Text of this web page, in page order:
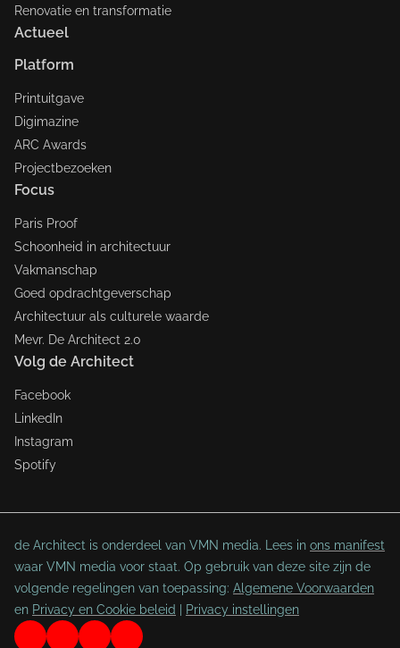
Renovatie en transformatie
Actueel
Platform
Printuitgave
Digimazine
ARC Awards
Projectbezoeken
Focus
Paris Proof
Schoonheid in architectuur
Vakmanschap
Goed opdrachtgeverschap
Architectuur als culturele waarde
Mevr. De Architect 2.0
Volg de Architect
Facebook
LinkedIn
Instagram
Spotify
de Architect is onderdeel van VMN media. Lees in ons manifest
waar VMN media voor staat. Op gebruik van deze site zijn de
volgende regelingen van toepassing: Algemene Voorwaarden
en Privacy en Cookie beleid Privacy instellingen